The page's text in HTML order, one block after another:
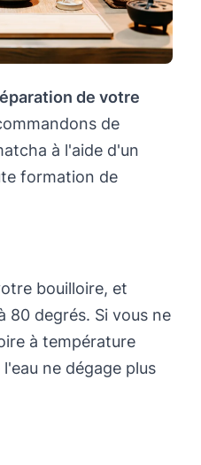
de votre
de
à l'aide d'un
formation de
bouilloire, et
80 degrés. Si vous ne
à température
ne dégage plus